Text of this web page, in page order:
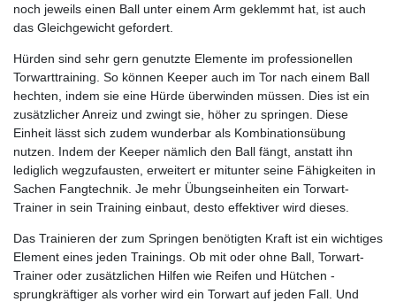
noch jeweils einen Ball unter einem Arm geklemmt hat, ist auch
das Gleichgewicht gefordert.
Hürden sind sehr gern genutzte Elemente im professionellen
Torwarttraining. So können Keeper auch im Tor nach einem Ball
hechten, indem sie eine Hürde überwinden müssen. Dies ist ein
zusätzlicher Anreiz und zwingt sie, höher zu springen. Diese
Einheit lässt sich zudem wunderbar als Kombinationsübung
nutzen. Indem der Keeper nämlich den Ball fängt, anstatt ihn
lediglich wegzufausten, erweitert er mitunter seine Fähigkeiten in
Sachen Fangtechnik. Je mehr Übungseinheiten ein Torwart-
Trainer in sein Training einbaut, desto effektiver wird dieses.
Das Trainieren der zum Springen benötigten Kraft ist ein wichtiges
Element eines jeden Trainings. Ob mit oder ohne Ball, Torwart-
Trainer oder zusätzlichen Hilfen wie Reifen und Hütchen -
sprungkräftiger als vorher wird ein Torwart auf jeden Fall. Und